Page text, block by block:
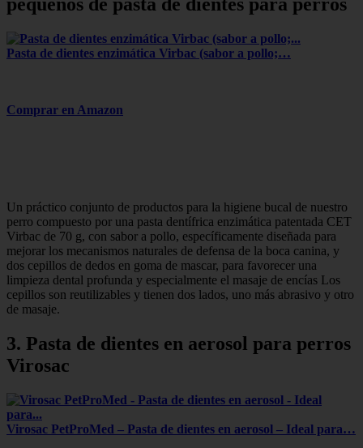
Pasta de dientes enzimática Virbac (sabor a pollo;…
Comprar en Amazon
Un práctico conjunto de productos para la higiene bucal de nuestro
perro compuesto por una pasta dentífrica enzimática patentada CET
Virbac de 70 g, con sabor a pollo, específicamente diseñada para
mejorar los mecanismos naturales de defensa de la boca canina, y
dos cepillos de dedos en goma de mascar, para favorecer una
limpieza dental profunda y especialmente el masaje de encías Los
cepillos son reutilizables y tienen dos lados, uno más abrasivo y otro
de masaje.
3. Pasta de dientes en aerosol para perros
Virosac
Virosac PetProMed – Pasta de dientes en aerosol – Ideal para…